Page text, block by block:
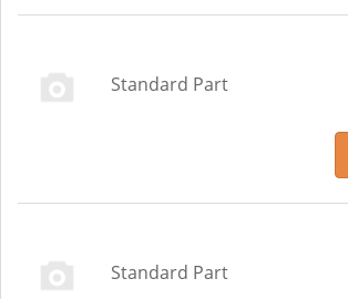
Standard Part
Standard Part